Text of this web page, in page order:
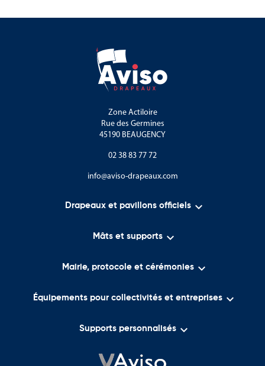
Zone Actiloire
Rue des Germines
45190 BEAUGENCY
02 38 83 77 72
info@aviso-drapeaux.com
Drapeaux et pavillons officiels 
Mâts et supports 
Mairie, protocole et cérémonies 
Équipements pour collectivités et entreprises 
Supports personnalisés 